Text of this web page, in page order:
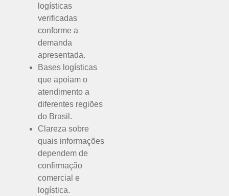
logísticas
verificadas
conforme a
demanda
apresentada.
Bases logísticas
que apoiam o
atendimento a
diferentes regiões
do Brasil.
Clareza sobre
quais informações
dependem de
confirmação
comercial e
logística.